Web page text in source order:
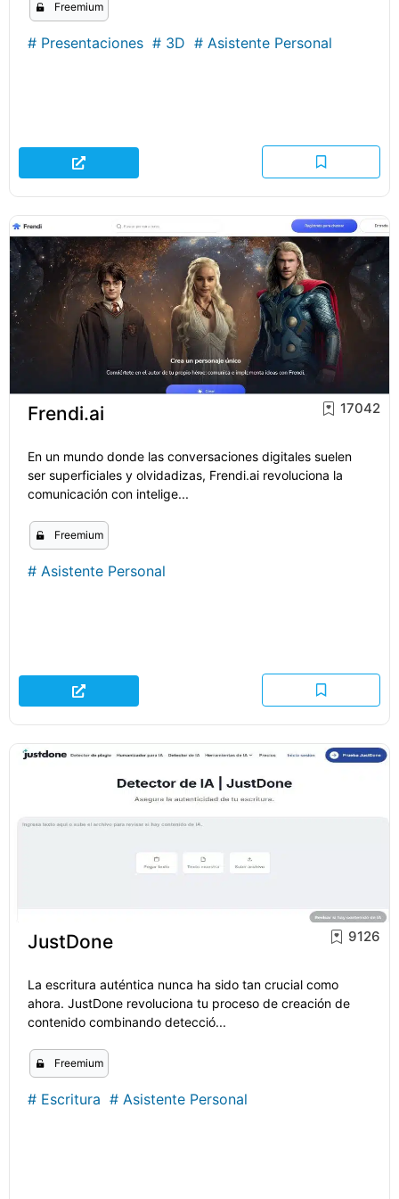
Freemium
# Presentaciones # 3D # Asistente Personal
Frendi.ai 17042
En un mundo donde las conversaciones digitales suelen
ser superficiales y olvidadizas, Frendi.ai revoluciona la
comunicación con intelige...
Freemium
# Asistente Personal
JustDone 9126
La escritura auténtica nunca ha sido tan crucial como
ahora. JustDone revoluciona tu proceso de creación de
contenido combinando detecció...
Freemium
# Escritura # Asistente Personal